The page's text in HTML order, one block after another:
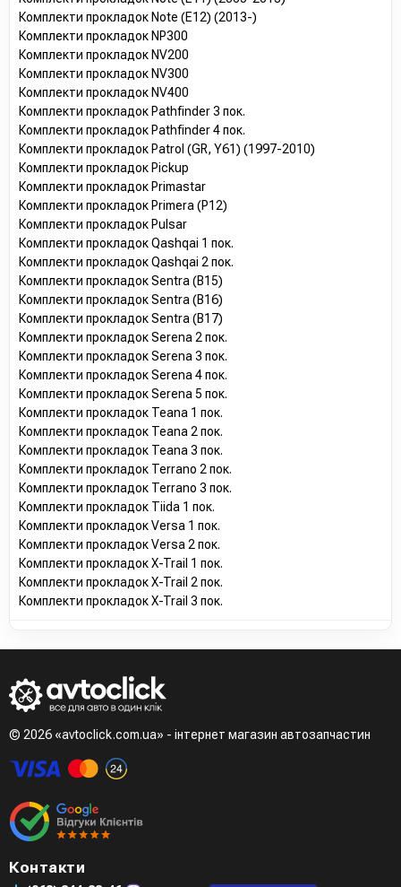
Комплекти прокладок Note (E12) (2013-)
Комплекти прокладок NP300
Комплекти прокладок NV200
Комплекти прокладок NV300
Комплекти прокладок NV400
Комплекти прокладок Pathfinder 3 пок.
Комплекти прокладок Pathfinder 4 пок.
Комплекти прокладок Patrol (GR, Y61) (1997-2010)
Комплекти прокладок Pickup
Комплекти прокладок Primastar
Комплекти прокладок Primera (P12)
Комплекти прокладок Pulsar
Комплекти прокладок Qashqai 1 пок.
Комплекти прокладок Qashqai 2 пок.
Комплекти прокладок Sentra (B15)
Комплекти прокладок Sentra (B16)
Комплекти прокладок Sentra (B17)
Комплекти прокладок Serena 2 пок.
Комплекти прокладок Serena 3 пок.
Комплекти прокладок Serena 4 пок.
Комплекти прокладок Serena 5 пок.
Комплекти прокладок Teana 1 пок.
Комплекти прокладок Teana 2 пок.
Комплекти прокладок Teana 3 пок.
Комплекти прокладок Terrano 2 пок.
Комплекти прокладок Terrano 3 пок.
Комплекти прокладок Tiida 1 пок.
Комплекти прокладок Versa 1 пок.
Комплекти прокладок Versa 2 пок.
Комплекти прокладок X-Trail 1 пок.
Комплекти прокладок X-Trail 2 пок.
Комплекти прокладок X-Trail 3 пок.
© 2026 «avtoclick.com.ua» - інтернет магазин автозапчастин
Контакти